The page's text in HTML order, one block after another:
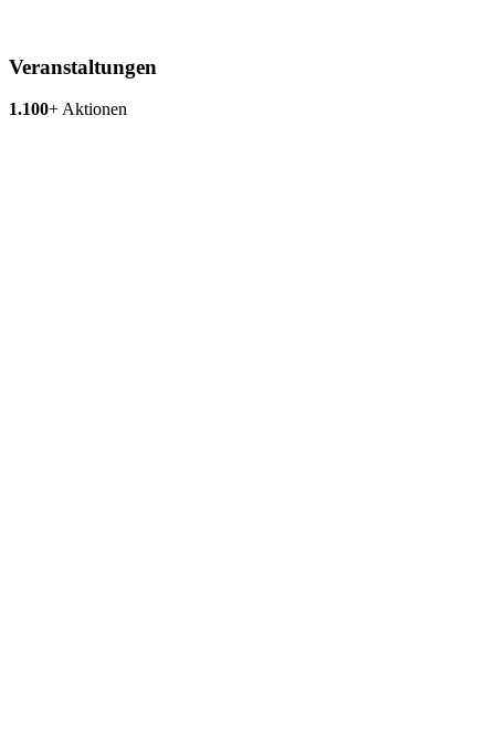
Veranstaltungen
1.100+ Aktionen